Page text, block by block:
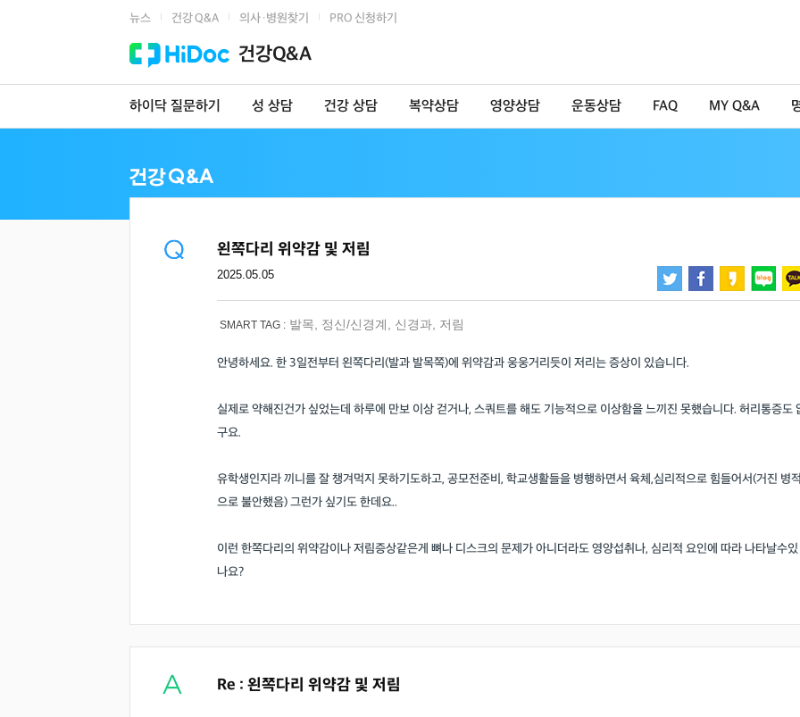
뉴스 건강 Q&A 의사·병원찾기 PRO 신청하기
건강Q&A
하이닥 질문하기 성 상담 건강 상담 복약상담 영양상담 운동상담 FAQ MY Q&A
왼쪽다리 위약감 및 저림
2025.05.05
SMART TAG : 발목 정신/신경계 신경과 저림
안녕하세요. 한 3일전부터 왼쪽다리(발과 발목쪽)에 위약감과 웅웅거리듯이 저리는 증상이 있습니다.
실제로 약해진건가 싶었는데 하루에 만보 이상 걷거나, 스쿼트를 해도 기능적으로 이상함을 느끼진 못했습니다. 허리통증도
구요.
유학생인지라 끼니를 잘 챙겨먹지 못하기도하고, 공모전준비, 학교생활들을 병행하면서 육체,심리적으로 힘들어서(거진 병
으로 불안했음) 그런가 싶기도 한데요..
이런 한쪽다리의 위약감이나 저림증상같은게 뼈나 디스크의 문제가 아니더라도 영양섭취나, 심리적 요인에 따라 나타날수있
나요?
Re : 왼쪽다리 위약감 및 저림